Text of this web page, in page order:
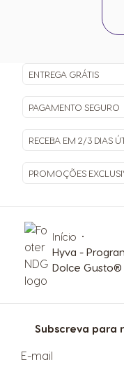
ENTREGA GRÁTIS
PAGAMENTO SEGURO
RECEBA EM 2/3 DIAS
PROMOÇÕES
Subscreva para
E-mail
Início
Hyva -
Dolce Gusto®